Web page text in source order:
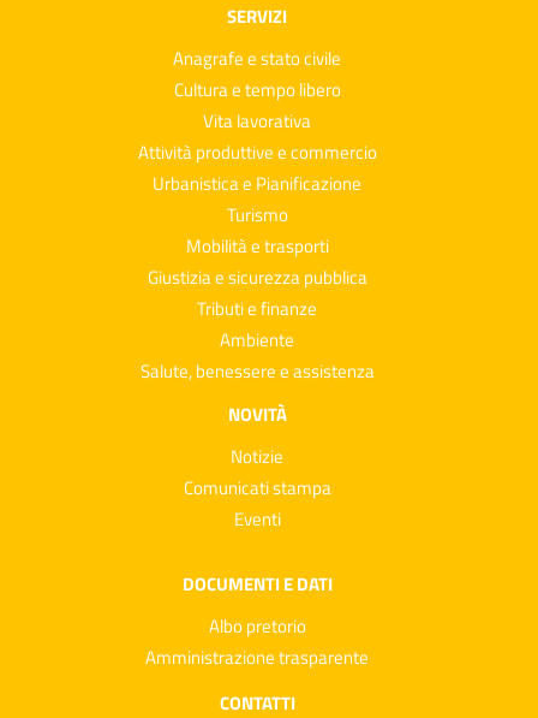
SERVIZI
Anagrafe e stato civile
Cultura e tempo libero
Vita lavorativa
Attività produttive e commercio
Urbanistica e Pianificazione
Turismo
Mobilità e trasporti
Giustizia e sicurezza pubblica
Tributi e finanze
Ambiente
Salute, benessere e assistenza
NOVITÀ
Notizie
Comunicati stampa
Eventi
DOCUMENTI E DATI
Albo pretorio
Amministrazione trasparente
CONTATTI